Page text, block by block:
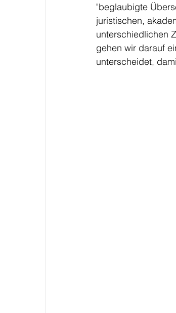
"beglaubigte
juristischen,
unterschiedlichen
gehen wir darauf
unterscheidet,